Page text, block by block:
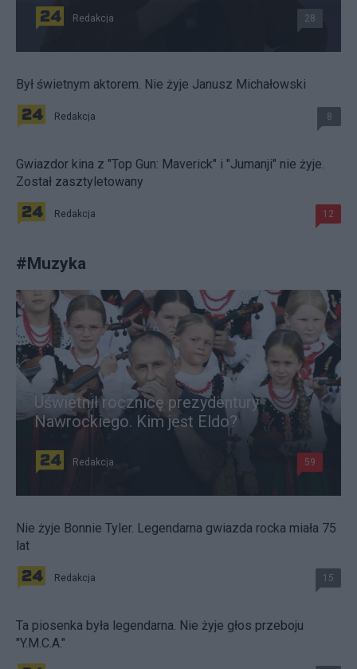
Redakcja 28
Był świetnym aktorem. Nie żyje Janusz Michałowski
Redakcja 8
Gwiazdor kina z "Top Gun: Maverick" i "Jumanji" nie żyje.
Został zasztyletowany
Redakcja 12
#Muzyka
Uświetnił rocznicę prezydentury
Nawrockiego. Kim jest Eldo?
Redakcja 59
Nie żyje Bonnie Tyler. Legendarna gwiazda rocka miała 75
lat
Redakcja 15
Ta piosenka była legendarna. Nie żyje głos przeboju
"Y.M.C.A."